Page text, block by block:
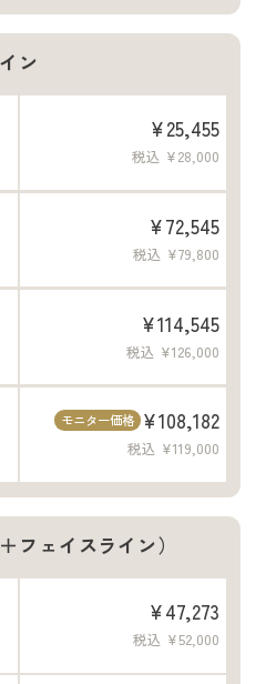
ン
¥25,455
税込 ¥28,000
¥72,545
税込 ¥79,800
¥114,545
税込 ¥126,000
モニター価格 ¥108,182
税込 ¥119,000
フェイスライン）
¥47,273
税込 ¥52,000